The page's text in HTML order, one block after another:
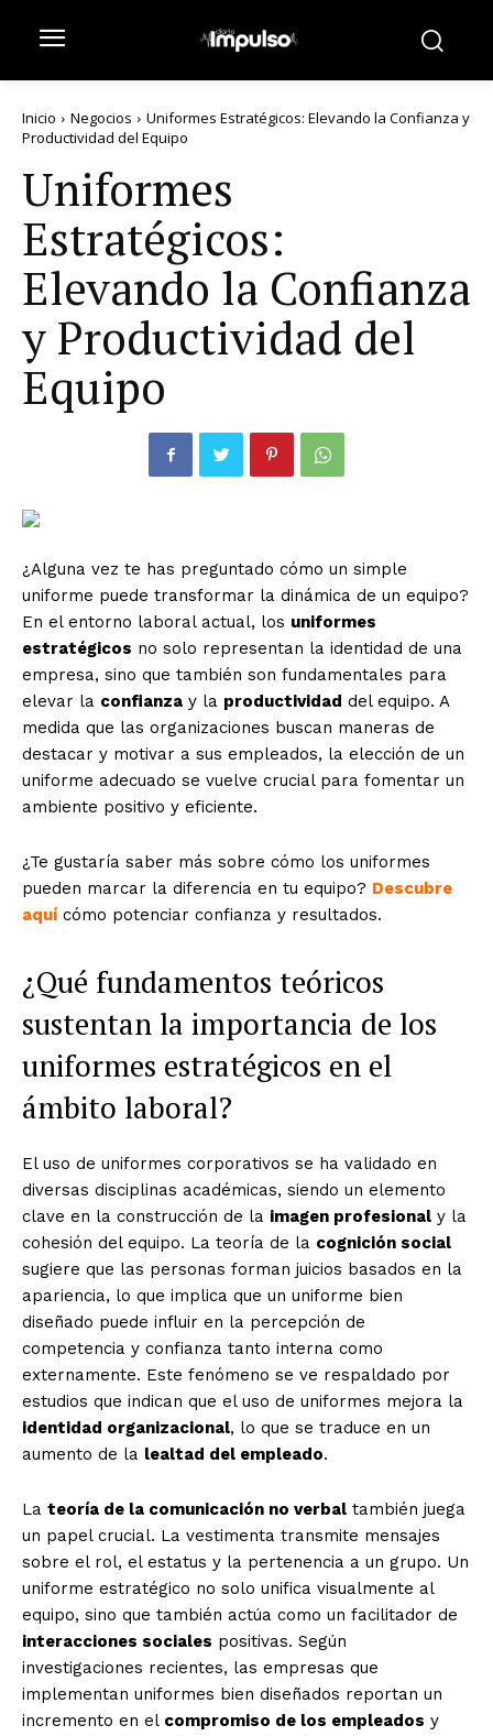
Inicio Negocios
Uniformes Estratégicos: Elevando la Confianza y
Productividad del Equipo
Uniformes
Estratégicos:
Elevando la Confianza
y Productividad del
Equipo
¿Alguna vez te has preguntado cómo un simple
uniforme puede transformar la dinámica de un equipo?
En el entorno laboral actual, los uniformes
estratégicos no solo representan la identidad de una
empresa, sino que también son fundamentales para
elevar la confianza y la productividad del equipo. A
medida que las organizaciones buscan maneras de
destacar y motivar a sus empleados, la elección de un
uniforme adecuado se vuelve crucial para fomentar un
ambiente positivo y eficiente.
¿Te gustaría saber más sobre cómo los uniformes
pueden marcar la diferencia en tu equipo? Descubre
aquí cómo potenciar confianza y resultados.
¿Qué fundamentos teóricos
sustentan la importancia de los
uniformes estratégicos en el
ámbito laboral?
El uso de uniformes corporativos se ha validado en
diversas disciplinas académicas, siendo un elemento
clave en la construcción de la imagen profesional y la
cohesión del equipo. La teoría de la cognición social
sugiere que las personas forman juicios basados en la
apariencia, lo que implica que un uniforme bien
diseñado puede influir en la percepción de
competencia y confianza tanto interna como
externamente. Este fenómeno se ve respaldado por
estudios que indican que el uso de uniformes mejora la
identidad organizacional, lo que se traduce en un
aumento de la lealtad del empleado.
La teoría de la comunicación no verbal también juega
un papel crucial. La vestimenta transmite mensajes
sobre el rol, el estatus y la pertenencia a un grupo. Un
uniforme estratégico no solo unifica visualmente al
equipo, sino que también actúa como un facilitador de
interacciones sociales positivas. Según
investigaciones recientes, las empresas que
implementan uniformes bien diseñados reportan un
incremento en el compromiso de los empleados y